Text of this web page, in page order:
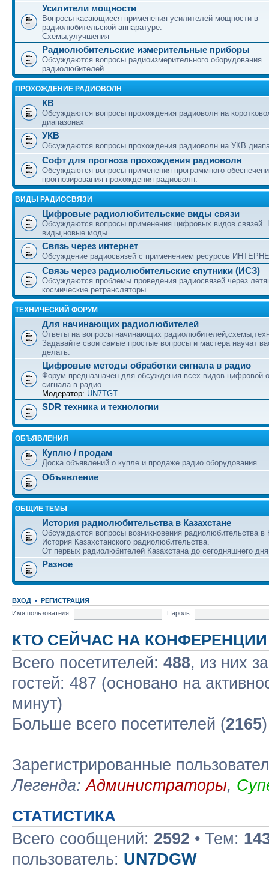
Усилители мощности
Вопросы касающиеся применения усилителей мощности в
радиолюбительской аппаратуре.
Схемы,улучшения
Радиолюбительские измерительные приборы
Обсуждаются вопросы радиоизмерительного оборудования
радиолюбителей
ПРОХОЖДЕНИЕ РАДИОВОЛН
КВ
Обсуждаются вопросы прохождения радиоволн на
диапазонах
УКВ
Обсуждаются вопросы прохождения радиоволн на УКВ
Софт для прогноза прохождения радиоволн
Обсуждаются вопросы применения программного
прогнозирования прохождения радиоволн.
ВИДЫ РАДИОСВЯЗИ
Цифровые радиолюбительские виды связи
Обсуждаются вопросы применения цифровых видов связей.
виды,новые моды
Связь через интернет
Обсуждение радиосвязей с применением ресурсов
Связь через радиолюбительские спутники (ИСЗ)
Обсуждаются проблемы проведения радиосвязей через
космические ретрансляторы
ТЕХНИЧЕСКИЙ ФОРУМ
Для начинающих радиолюбителей
Ответы на вопросы начинающих
Задавайте свои самые простые вопросы и мастера научат
делать.
Цифровые методы обработки сигнала в радио
Форум предназначен для обсуждения всех видов цифровой
сигнала в радио.
Модератор: UN7TGT
SDR техника и технологии
ОБЪЯВЛЕНИЯ
Куплю / продам
Доска объявлений о купле и продаже радио оборудования
Объявление
ОБЩИЕ ТЕМЫ
История радиолюбительства в Казахстане
Обсуждаются вопросы возникновения радиолюбительства в
История Казахстанского радиолюбительства.
От первых радиолюбителей Казахстана до сегодняшнего дня
Разное
ВХОД • РЕГИСТРАЦИЯ
Имя пользователя:
Пароль:
КТО СЕЙЧАС НА КОНФЕРЕНЦИИ
Всего посетителей: 488, из них
гостей: 487 (основано на
минут)
Больше всего посетителей (2165
Зарегистрированные
Легенда:Администраторы,
СТАТИСТИКА
Всего сообщений: 2592 • Тем:
пользователь: UN7DGW